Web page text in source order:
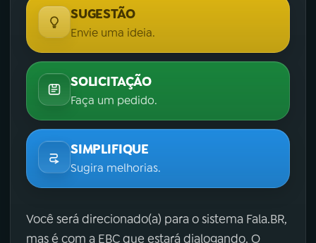
SUGESTÃO
Envie uma ideia.
SOLICITAÇÃO
Faça um pedido.
SIMPLIFIQUE
Sugira melhorias.
Você será direcionado(a) para o sistema Fala.BR,
mas é com a EBC que estará dialogando. O